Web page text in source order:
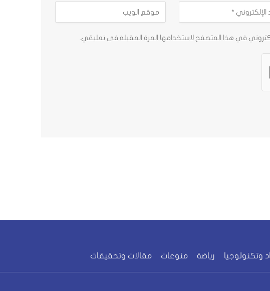
في هذا المتصفح لاستخدامها المرة المقبلة في تعليقي.
وتكنولوجيا رياضة منوعات مقالات وتحقيقات